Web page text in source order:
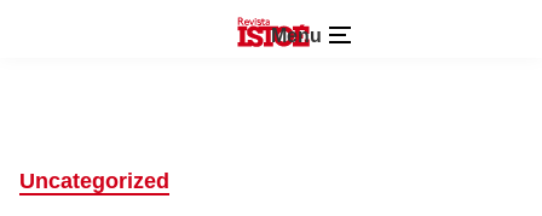
Menu
Uncategorized